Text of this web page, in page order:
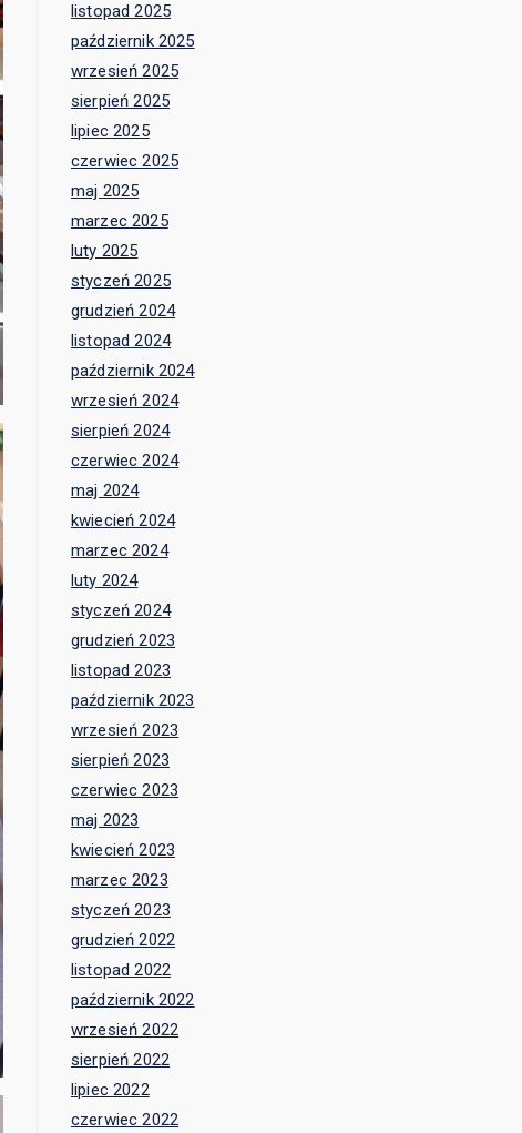
listopad 2025
październik 2025
wrzesień 2025
sierpień 2025
lipiec 2025
czerwiec 2025
maj 2025
marzec 2025
luty 2025
styczeń 2025
grudzień 2024
listopad 2024
październik 2024
wrzesień 2024
sierpień 2024
czerwiec 2024
maj 2024
kwiecień 2024
marzec 2024
luty 2024
styczeń 2024
grudzień 2023
listopad 2023
październik 2023
wrzesień 2023
sierpień 2023
czerwiec 2023
maj 2023
kwiecień 2023
marzec 2023
styczeń 2023
grudzień 2022
listopad 2022
październik 2022
wrzesień 2022
sierpień 2022
lipiec 2022
czerwiec 2022